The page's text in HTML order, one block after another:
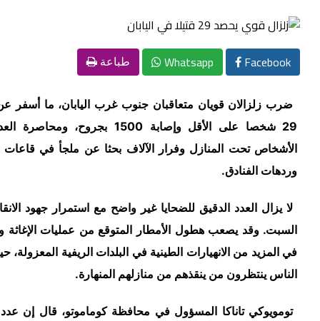
Whatsapp طباعة
زلزالان قويان متعاقبان جنوب غرب اليابان، ما أسفر عن مقتل
29 شخصا على الأقل وإصابة 1500 بجروح، ومحاصرة العديد من
تحت المنازل وفرار الآلاف بحثا عن ملجأ في قاعات رياضية
الفنادق.
يزال العدد الدقيق للضحايا غير واضح مع استمرار جهود الانقاذ اليوم
وقد يصعب هطول الأمطار المتوقع من عمليات الإغاثة ويتسبب
من الانهيارات الطينية في البلدات الريفية المعزولة، حيث كان
ينتظرون من ينقذهم من منازلهم المنهارة.
تاناكا المسؤول في محافظة كوماموتو، قال إن عدد القتلى